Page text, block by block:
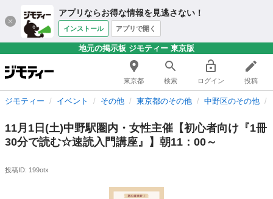
アプリならお得な情報を見逃さない！
インストール アプリで開く
地元の掲示板 ジモティー 東京版
東京都 検索 ログイン 投稿
ジモティー イベント その他 東京都のその他 中野区のその他
11月1日(土)中野駅圏内・女性主催【初心者向け『1冊
30分で読む☆速読入門講座』】朝11：00～
投稿ID: 199otx